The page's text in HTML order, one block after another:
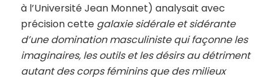
à l’Université Jean Monnet) analysait avec
précision cette galaxie sidérale et sidérante
d’une domination masculiniste qui façonne les
imaginaires, les outils et les désirs au détriment
autant des corps féminins que des milieux